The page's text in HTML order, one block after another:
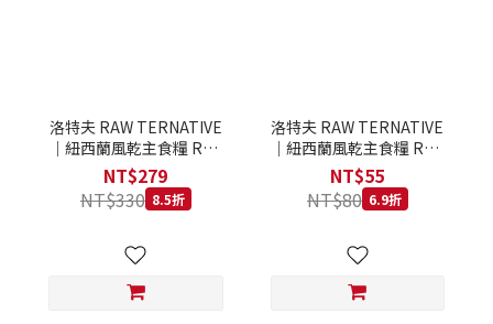
洛特夫 RAW TERNATIVE
｜紐西蘭風乾主食糧 RT3
羊肉 142g｜風乾主食糧 羊
肉 全齡犬 狗飼料
NT$279
NT$330 8.5折
洛特夫 RAW TERNATIVE
｜紐西蘭風乾主食糧 RT1
牛肉 25g｜風乾主食糧 牛
肉 全齡犬 狗飼料
NT$55
NT$80 6.9折